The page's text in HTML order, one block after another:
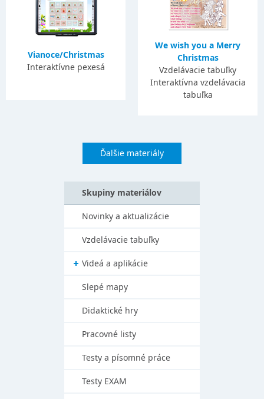
Vianoce/Christmas
Interaktívne pexesá
We wish you a Merry
Christmas
Vzdelávacie tabuľky
Interaktívna vzdelávacia
tabuľka
Ďalšie materiály
Skupiny materiálov
Novinky a aktualizácie
Vzdelávacie tabuľky
Videá a aplikácie
Slepé mapy
Didaktické hry
Pracovné listy
Testy a písomné práce
Testy EXAM